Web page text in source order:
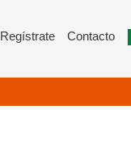
Regístrate Contacto